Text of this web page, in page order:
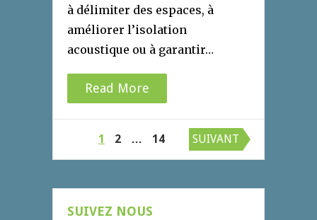
à délimiter des espaces, à
améliorer l’isolation
acoustique ou à garantir…
Read More
Pagination
des
publications
1 2 … 14 SUIVANT
SUIVEZ NOUS